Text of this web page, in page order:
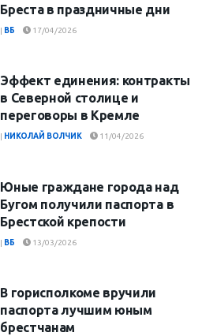
Бреста в праздничные дни
| ВБ 17/04/2026
Эффект единения: контракты
в Северной столице и
переговоры в Кремле
| НИКОЛАЙ ВОЛЧИК 11/04/2026
Юные граждане города над
Бугом получили паспорта в
Брестской крепости
| ВБ 13/03/2026
В горисполкоме вручили
паспорта лучшим юным
брестчанам